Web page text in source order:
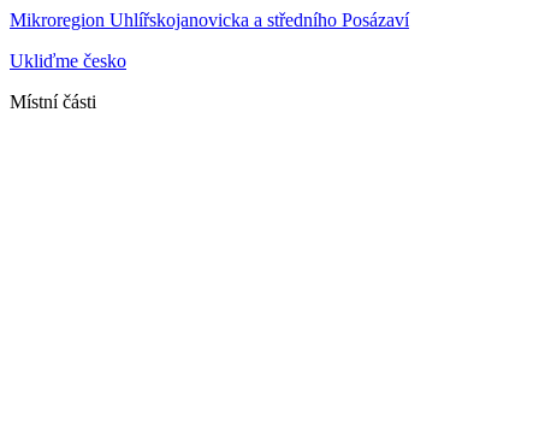
Mikroregion Uhlířskojanovicka a středního Posázaví
Ukliďme česko
Místní části